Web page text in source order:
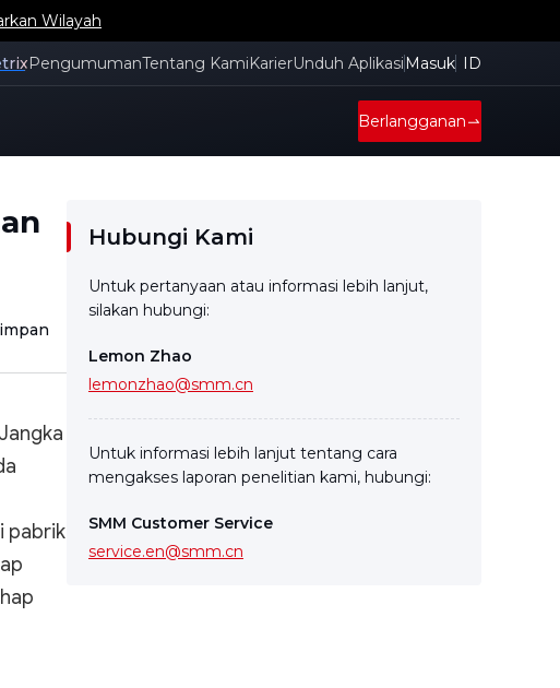
Wilayah
PengumumanTentang KamiKarierUnduh Aplikasi Masuk ID
Berlangganan
pabrik
Hubungi Kami
Untuk pertanyaan atau informasi lebih lanjut,
silakan hubungi:
Lemon Zhao
lemonzhao@smm.cn
Untuk informasi lebih lanjut tentang cara
mengakses laporan penelitian kami, hubungi:
SMM Customer Service
service.en@smm.cn